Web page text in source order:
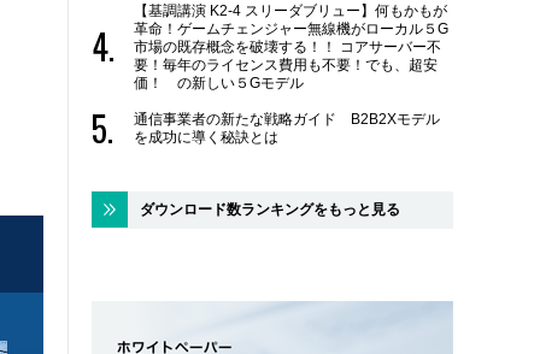
【基調講演 K2-4 スリーダブリュー】何もかもが
革命！ゲームチェンジャー無線機がローカル５G
市場の既存概念を破壊する！！ コアサーバー不
要！毎年のライセンス費用も不要！でも、超安
価！ の新しい５Gモデル
通信事業者の新たな戦略ガイド B2B2Xモデル
を成功に導く秘訣とは
ダウンロード数ランキングをもっと見る